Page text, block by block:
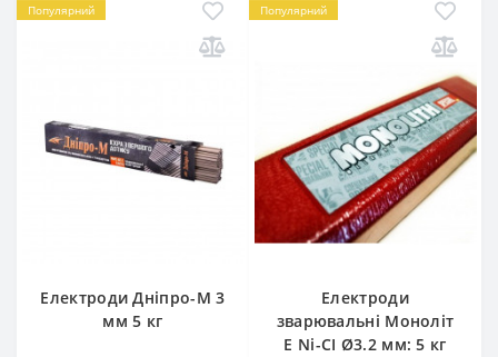
Популярний
Електроди Дніпро-М 3
мм 5 кг
Популярний
Електроди
зварювальні Моноліт
E Ni-CI Ø3.2 мм: 5 кг